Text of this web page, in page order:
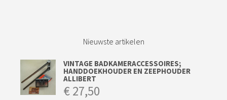
Nieuwste artikelen
VINTAGE BADKAMERACCESSOIRES;
HANDDOEKHOUDER EN ZEEPHOUDER
ALLIBERT
€27,50